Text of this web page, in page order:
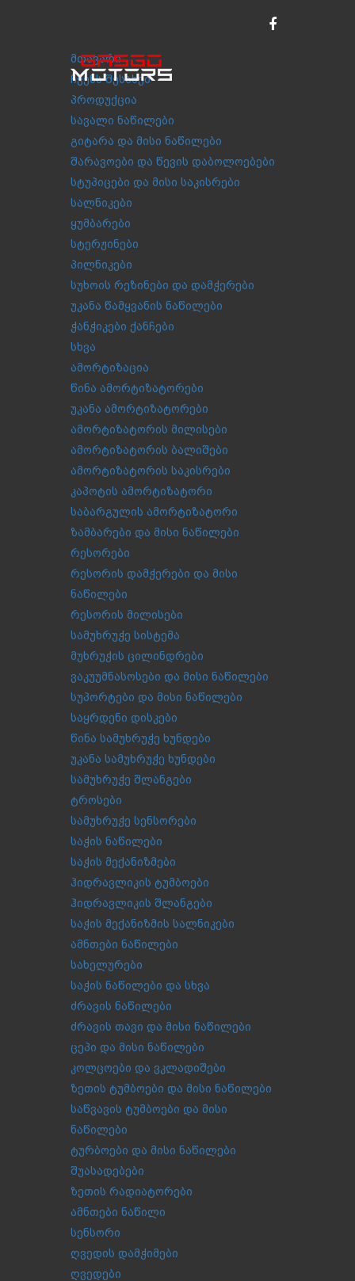
მთავარი
ჩვენს შესახებ
პროდუქცია
სავალი ნაწილები
გიტარა და მისი ნაწილები
შარავოები და წევის დაბოლოებები
სტუპიცები და მისი საკისრები
სალნიკები
ყუმბარები
სტერჟინები
პილნიკები
სუხოის რეზინები და დამჭერები
უკანა წამყვანის ნაწილები
ჭანჭიკები ქანჩები
სხვა
ამორტიზაცია
წინა ამორტიზატორები
უკანა ამორტიზატორები
ამორტიზატორის მილისები
ამორტიზატორის ბალიშები
ამორტიზატორის საკისრები
კაპოტის ამორტიზატორი
საბარგულის ამორტიზატორი
ზამბარები და მისი ნაწილები
რესორები
რესორის დამჭერები და მისი
ნაწილები
რესორის მილისები
სამუხრუჭე სისტემა
მუხრუჭის ცილინდრები
ვაკუუმნასოსები და მისი ნაწილები
სუპორტები და მისი ნაწილები
საყრდენი დისკები
წინა სამუხრუჭე ხუნდები
უკანა სამუხრუჭე ხუნდები
სამუხრუჭე შლანგები
ტროსები
სამუხრუჭე სენსორები
საჭის ნაწილები
საჭის მექანიზმები
ჰიდრავლიკის ტუმბოები
ჰიდრავლიკის შლანგები
საჭის მექანიზმის სალნიკები
ამნთები ნაწილები
სახელურები
საჭის ნაწილები და სხვა
ძრავის ნაწილები
ძრავის თავი და მისი ნაწილები
ცეპი და მისი ნაწილები
კოლცოები და ვკლადიშები
ზეთის ტუმბოები და მისი ნაწილები
საწვავის ტუმბოები და მისი
ნაწილები
ტურბოები და მისი ნაწილები
შუასადებები
ზეთის რადიატორები
ამნთები ნაწილი
სენსორი
ღვედის დამჭიმები
ღვედები